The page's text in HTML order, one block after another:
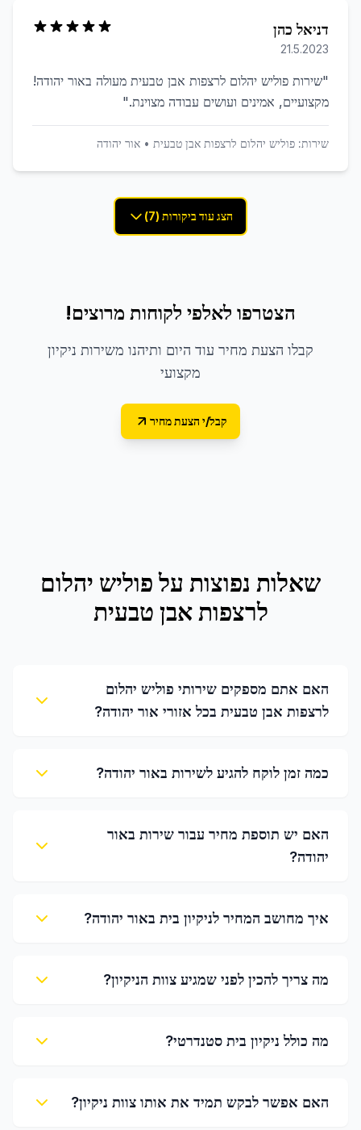
דניאל כהן
21.5.2023
"שירות פוליש יהלום לרצפות אבן טבעית מעולה באור יהודה!
מקצועיים, אמינים ועושים עבודה מצוינת."
שירות: פוליש יהלום לרצפות אבן טבעית • אור יהודה
הצג עוד ביקורות (7)
הצטרפו לאלפי לקוחות מרוצים!
קבלו הצעת מחיר עוד היום ותיהנו משירות ניקיון
מקצועי
קבל/י הצעת מחיר
שאלות נפוצות עלפוליש יהלום
לרצפות אבן טבעית
האם אתם מספקים שירותי פוליש יהלום
לרצפות אבן טבעית בכל אזורי אור יהודה?
כמה זמן לוקח להגיע לשירות באור יהודה?
האם יש תוספת מחיר עבור שירות באור
יהודה?
איך מחושב המחיר לניקיון בית באור יהודה?
מה צריך להכין לפני שמגיע צוות הניקיון?
מה כולל ניקיון בית סטנדרטי?
האם אפשר לבקש תמיד את אותו צוות ניקיון?